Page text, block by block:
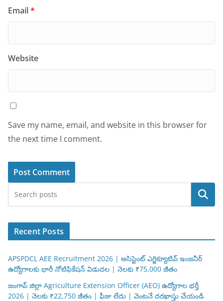
Email*
Website
Save my name, email, and website in this browser for
the next time I comment.
Search
Recent Posts
APSPDCL AEE Recruitment 2026 | అసిస్టెంట్ ఎగ్జిక్యూటివ్ ఇంజనీర్
ఉద్యోగాలకు భారీ నోటిఫికేషన్ విడుదల | నెలకు ₹75,000 జీతం
జంగావ్ జిల్లా Agriculture Extension Officer (AEO) ఉద్యోగాల భర్తీ
2026 | నెలకు ₹22,750 జీతం | ఫీజు లేదు | వెంటనే దరఖాస్తు చేయండి